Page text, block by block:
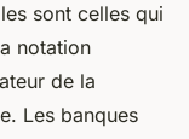
sont celles qui
notation
de la
Les banques